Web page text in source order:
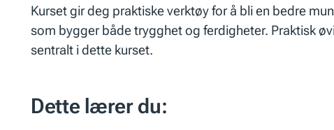
Kurset gir deg praktiske verktøy for å bli en bedre
som bygger både trygghet og ferdigheter. Praktisk
sentralt i dette kurset.
Dette lærer du: